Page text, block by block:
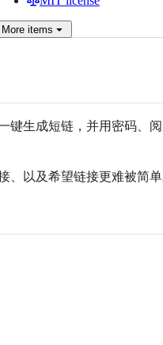
More items
键生成短链，并用密码、
、以及希望链接更难被简单